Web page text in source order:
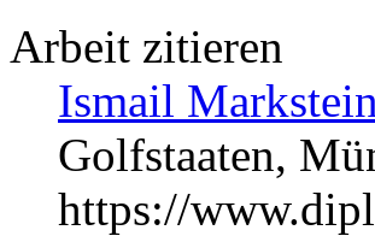
Arbeit zitieren
Ismail
Golfstaaten,
https://